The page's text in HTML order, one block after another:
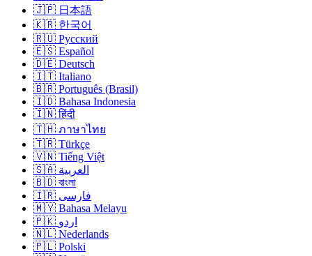
🇯🇵 日本語
🇰🇷 한국어
🇷🇺 Русский
🇪🇸 Español
🇩🇪 Deutsch
🇮🇹 Italiano
🇧🇷 Português (Brasil)
🇮🇩 Bahasa Indonesia
🇮🇳 हिंदी
🇹🇭 ภาษาไทย
🇹🇷 Türkçe
🇻🇳 Tiếng Việt
🇸🇦 العربية
🇧🇩 বাংলা
🇮🇷 فارسی
🇲🇾 Bahasa Melayu
🇵🇰 اردو
🇳🇱 Nederlands
🇵🇱 Polski